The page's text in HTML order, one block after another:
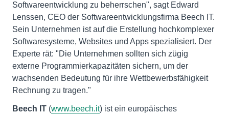
Softwareentwicklung zu beherrschen", sagt Edward
Lenssen, CEO der Softwareentwicklungsfirma Beech IT.
Sein Unternehmen ist auf die Erstellung hochkomplexer
Softwaresysteme, Websites und Apps spezialisiert. Der
Experte rät: "Die Unternehmen sollten sich zügig
externe Programmierkapazitäten sichern, um der
wachsenden Bedeutung für ihre Wettbewerbsfähigkeit
Rechnung zu tragen."
Beech IT (www.beech.it) ist ein europäisches